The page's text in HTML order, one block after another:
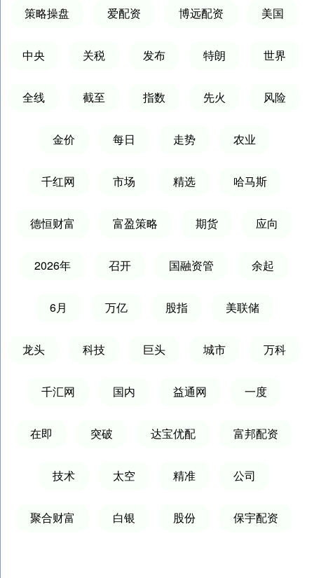
策略操盘 爱配资 博远配资 美国
中央 关税 发布 特朗 世界
全线 截至 指数 先火 风险
金价 每日 走势 农业
千红网 市场 精选 哈马斯
德恒财富 富盈策略 期货 应向
2026年 召开 国融资管 余起
6月 万亿 股指 美联储
龙头 科技 巨头 城市 万科
千汇网 国内 益通网 一度
在即 突破 达宝优配 富邦配资
技术 太空 精准 公司
聚合财富 白银 股份 保宇配资